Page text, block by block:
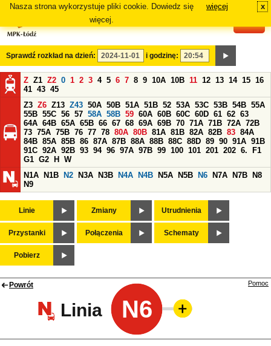
Nasza strona wykorzystuje pliki cookie. Dowiedz się
więcej.
więcej x
Sprawdź rozkład na dzień: i godzinę:
Z Z1 Z2 0 1 2 3 4 5 6 7 8 9 10A 10B 11 12 13 14 15 16
41 43 45
Z3 Z6 Z13 Z43 50A 50B 51A 51B 52 53A 53C 53B 54B 55A
55B 55C 56 57 58A 58B 59 60A 60B 60C 60D 61 62 63
64A 64B 65A 65B 66 67 68 69A 69B 70 71A 71B 72A 72B
73 75A 75B 76 77 78 80A 80B 81A 81B 82A 82B 83 84A
84B 85A 85B 86 87A 87B 88A 88B 88C 88D 89 90 91A 91B
91C 92A 92B 93 94 96 97A 97B 99 100 101 201 202 6.
F1
G1 G2 H
W
N1A
N1B N2 N3A N3B N4A N4B N5A N5B N6 N7A N7B
N8
N9
Linie Zmiany Utrudnienia
Przystanki Połączenia Schematy
Pobierz
Powrót
Linia N6
Pomoc